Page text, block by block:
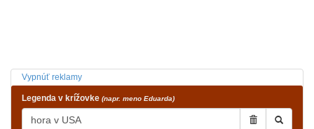
Vypnúť reklamy
Legenda v krížovke (napr. meno Eduarda)